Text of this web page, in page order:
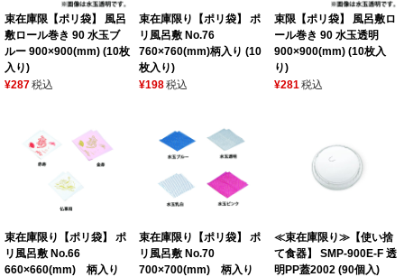
束在庫限【ポリ袋】 風呂
敷ロール巻き 90 水玉ブ
ルー 900×900(mm) (10枚
入り)
¥287税込
束在庫限り【ポリ袋】 ポ
リ風呂敷 No.76
760×760(mm)柄入り (10
枚入り)
¥198税込
束限【ポリ袋】 風呂敷ロ
ール巻き 90 水玉透明
900×900(mm) (10枚入
り)
¥281税込
束在庫限り【ポリ袋】 ポ
リ風呂敷 No.66
660×660(mm) 柄入り
束在庫限り【ポリ袋】 ポ
リ風呂敷 No.70
700×700(mm) 柄入り
≪束在庫限り≫【使い捨
て食器】 SMP-900E-F 透
明PP蓋2002 (90個入)